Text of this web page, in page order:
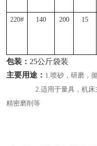
220# 140 200 15
包装： 25公斤袋装
主要用途： 1.喷砂，研磨，
2.适用于量具，机
精密磨削等